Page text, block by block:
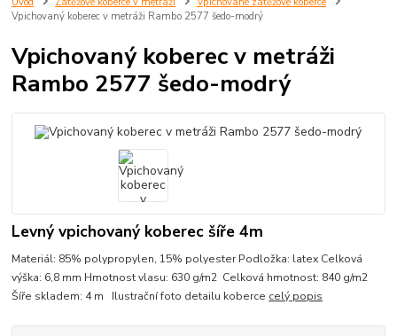
Vpichovaný koberec v metráži Rambo 2577 šedo-modrý
Vpichovaný koberec v metráži
Rambo 2577 šedo-modrý
Levný vpichovaný koberec šíře 4m
Materiál: 85% polypropylen, 15% polyester Podložka: latex Celková
výška: 6,8 mm Hmotnost vlasu: 630 g/m2 Celková hmotnost: 840 g/m2
Šíře skladem: 4 m Ilustrační foto detailu koberce celý popis